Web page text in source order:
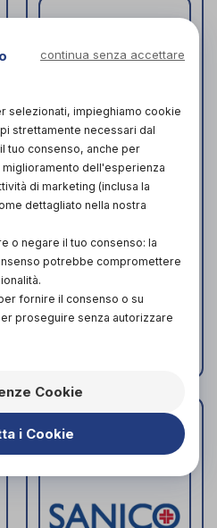
NO CONTACT
Medel
NEGOZIO DA
continua senza accettare
selezionati, impieghiamo cookie
strettamente necessari dal
tuo consenso, anche per
dell'esperienza
di marketing (inclusa la
dettagliato nella nostra
o negare il tuo consenso: la
potrebbe compromettere
fornire il consenso o su
proseguire senza autorizzare
Cookie
i Cookie